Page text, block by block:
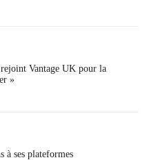
Vantage UK pour la
»
à ses plateformes